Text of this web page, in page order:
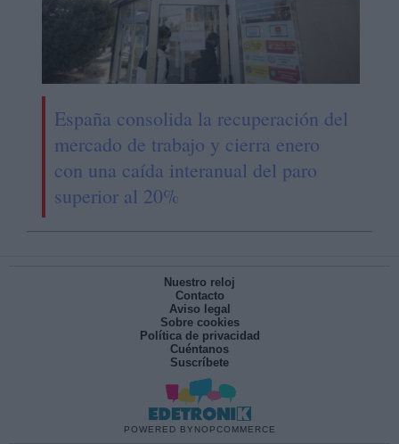
España consolida la recuperación del
mercado de trabajo y cierra enero
con una caída interanual del paro
superior al 20%
Nuestro reloj
Contacto
Aviso legal
Sobre cookies
Política de privacidad
Cuéntanos
Suscríbete
POWERED BY NOPCOMMERCE